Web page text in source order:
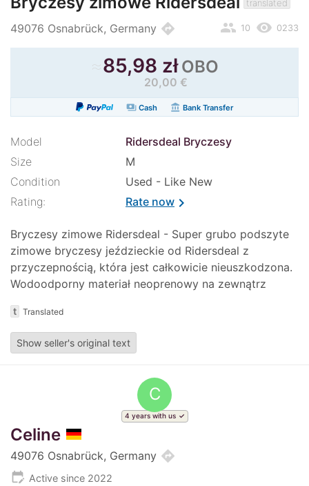
translated
49076 Osnabrück, Germany directions remove_red_eye 0233
people 10
85,98 zł OBO
20,00 €
paymentsCash account_balance Bank Transfer
Model
Ridersdeal Bryczesy
Size
M
Condition
Used - Like New
Rating:
Rate nowchevron_right
Bryczesy zimowe Ridersdeal - Super grubo podszyte
zimowe bryczesy jeździeckie od Ridersdeal z
przyczepnością, która jest całkowicie nieuszkodzona.
Wodoodporny materiał neoprenowy na zewnątrz
t Translated
Show seller's original text
C
4 years with us
Celine
49076 Osnabrück, Germany directions
edit_calendar Active since 2022